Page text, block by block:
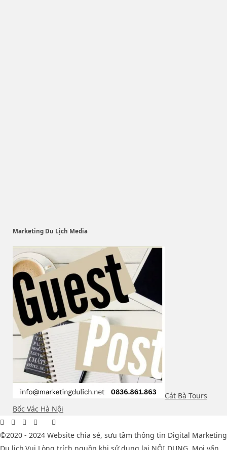
Marketing Du Lịch Media
Cát Bà Tours
Bốc Vác Hà Nội
©2020 - 2024 Website chia sẻ, sưu tầm thông tin Digital Marketing